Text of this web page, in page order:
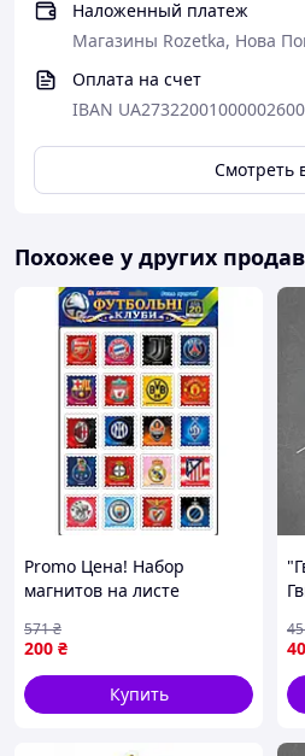
Наложенный платеж
Магазины Rozetka, Нова
Оплата на счет
IBAN
Смотреть
Похожее у других
Promo Цена! Набор
магнитов на листе
20 магнитов - только на
ZaGrosh.com.ua
200 ₴
571₴
Купить
40
45